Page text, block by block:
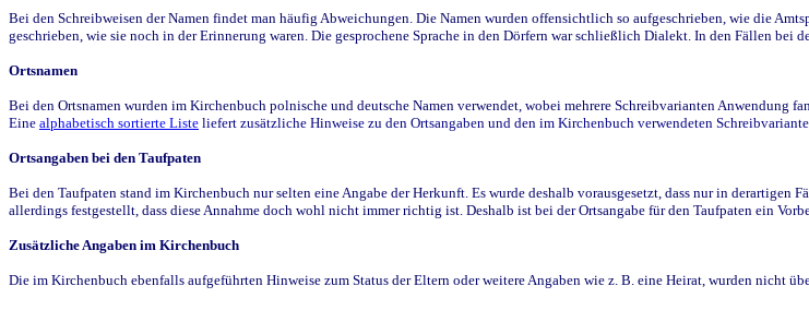
Bei den Schreibweisen der Namen findet man häufig Abweichungen. Die Namen wurden offensichtlich so aufgeschrieben, wie die
geschrieben, wie sie noch in der Erinnerung waren. Die gesprochene Sprache in den Dörfern war schließlich Dialekt. In den Fällen bei
Ortsnamen
Bei den Ortsnamen wurden im Kirchenbuch polnische und deutsche Namen verwendet, wobei mehrere Schreibvarianten Anwendung
Eine alphabetisch sortierte Liste liefert zusätzliche Hinweise zu den Ortsangaben und den im Kirchenbuch verwendeten
Ortsangaben bei den Taufpaten
Bei den Taufpaten stand im Kirchenbuch nur selten eine Angabe der Herkunft. Es wurde deshalb vorausgesetzt, dass nur in
allerdings festgestellt, dass diese Annahme doch wohl nicht immer richtig ist. Deshalb ist bei der Ortsangabe für den Taufpaten ein
Zusätzliche Angaben im Kirchenbuch
Die im Kirchenbuch ebenfalls aufgeführten Hinweise zum Status der Eltern oder weitere Angaben wie z. B. eine Heirat, wurden nicht